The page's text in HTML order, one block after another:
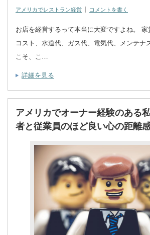
アメリカでレストラン経営 コメントを書く
お店を経営するって本当に大変ですよね。
コスト、水道代、ガス代、電気代、メンテナ
こそ、こ…
詳細を見る
アメリカでオーナー経験のある
者と従業員のほど良い心の距離